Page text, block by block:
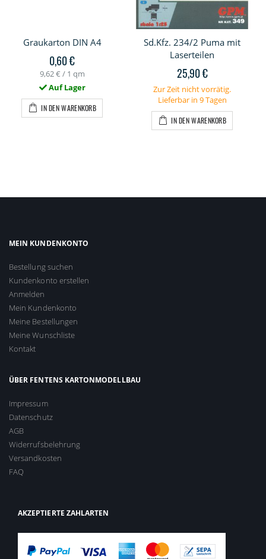
Graukarton DIN A4
0,60 €
9,62 € / 1 qm
Auf Lager
IN DEN WARENKORB
Sd.Kfz. 234/2 Puma mit
Laserteilen
25,90 €
Zur Zeit nicht vorrätig.
Lieferbar in 9 Tagen
IN DEN WARENKORB
MEIN KUNDENKONTO
Bestellung suchen
Kundenkonto erstellen
Anmelden
Mein Kundenkonto
Meine Bestellungen
Meine Wunschliste
Kontakt
ÜBER FENTENS KARTONMODELLBAU
Impressum
Datenschutz
AGB
Widerrufsbelehrung
Versandkosten
FAQ
AKZEPTIERTE ZAHLARTEN